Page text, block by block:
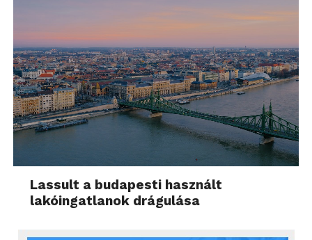
Lassult a budapesti használt
lakóingatlanok drágulása